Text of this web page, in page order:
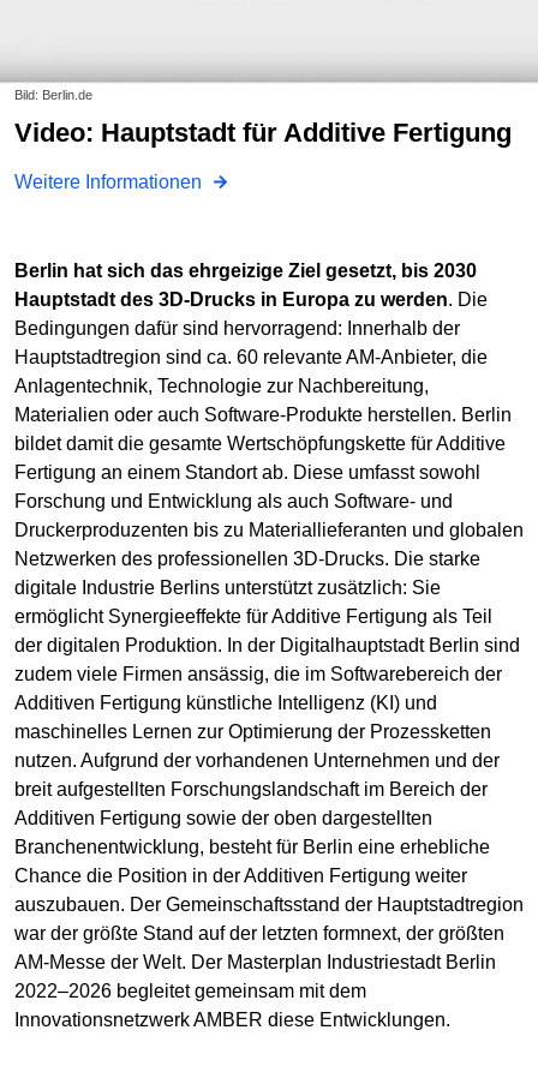
Bild: Berlin.de
Video: Hauptstadt für Additive Fertigung
Weitere Informationen
Berlin hat sich das ehrgeizige Ziel gesetzt, bis 2030
Hauptstadt des 3D-Drucks in Europa zu werden. Die
Bedingungen dafür sind hervorragend: Innerhalb der
Hauptstadtregion sind ca. 60 relevante AM-Anbieter, die
Anlagentechnik, Technologie zur Nachbereitung,
Materialien oder auch Software-Produkte herstellen. Berlin
bildet damit die gesamte Wertschöpfungskette für Additive
Fertigung an einem Standort ab. Diese umfasst sowohl
Forschung und Entwicklung als auch Software- und
Druckerproduzenten bis zu Materiallieferanten und globalen
Netzwerken des professionellen 3D-Drucks. Die starke
digitale Industrie Berlins unterstützt zusätzlich: Sie
ermöglicht Synergieeffekte für Additive Fertigung als Teil
der digitalen Produktion. In der Digitalhauptstadt Berlin sind
zudem viele Firmen ansässig, die im Softwarebereich der
Additiven Fertigung künstliche Intelligenz (KI) und
maschinelles Lernen zur Optimierung der Prozessketten
nutzen. Aufgrund der vorhandenen Unternehmen und der
breit aufgestellten Forschungslandschaft im Bereich der
Additiven Fertigung sowie der oben dargestellten
Branchenentwicklung, besteht für Berlin eine erhebliche
Chance die Position in der Additiven Fertigung weiter
auszubauen. Der Gemeinschaftsstand der Hauptstadtregion
war der größte Stand auf der letzten formnext, der größten
AM-Messe der Welt. Der Masterplan Industriestadt Berlin
2022–2026 begleitet gemeinsam mit dem
Innovationsnetzwerk AMBER diese Entwicklungen.